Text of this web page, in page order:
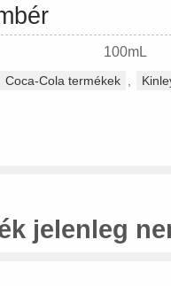
Coca-Cola termékek
jelenleg